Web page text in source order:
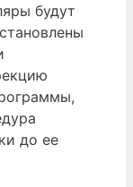
будут
до ее